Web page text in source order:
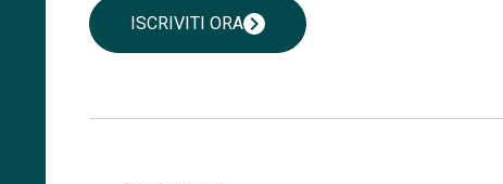
ISCRIVITI ORAchevron_right